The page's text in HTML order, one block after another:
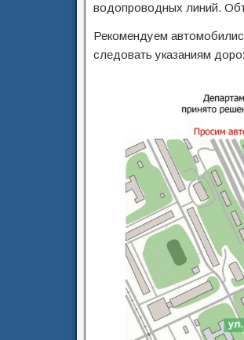
водопроводных линий.
Рекомендуем
следовать указаниям